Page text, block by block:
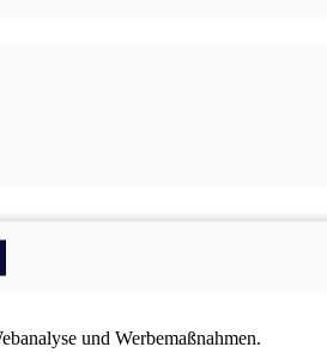
und Werbemaßnahmen.